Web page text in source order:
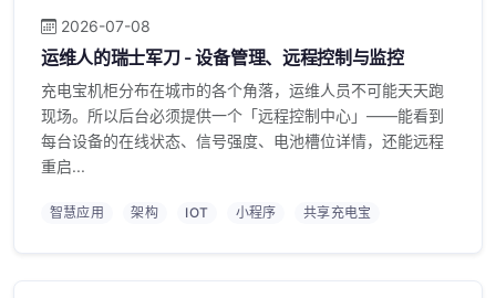
2026-07-08
运维人的瑞士军刀 - 设备管理、远程控制与监控
充电宝机柜分布在城市的各个角落，运维人员不可能天天跑
现场。所以后台必须提供一个「远程控制中心」——能看到
每台设备的在线状态、信号强度、电池槽位详情，还能远程
重启...
智慧应用 架构 IOT 小程序 共享充电宝